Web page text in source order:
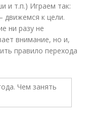
и т.п.) Играем так:
движемся к цели.
ни разу не
внимание, но и,
правило перехода